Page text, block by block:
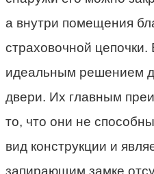
а внутри помещения
страховочной цепочки.
идеальным решением
двери. Их главным
то, что они не
вид конструкции и
запирающим замке